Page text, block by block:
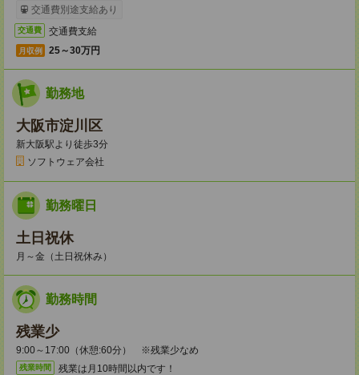
交通費別途支給あり
交通費 交通費支給
月収例 25～30万円
勤務地
大阪市淀川区
新大阪駅より徒歩3分
ソフトウェア会社
勤務曜日
土日祝休
月～金（土日祝休み）
勤務時間
残業少
9:00～17:00（休憩:60分） ※残業少なめ
残業時間 残業は月10時間以内です！